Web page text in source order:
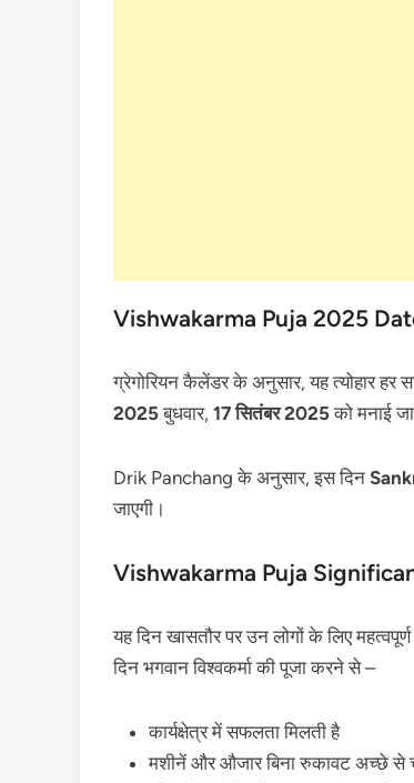
Vishwakarma Puja 2025
ग्रेगोरियन कैलेंडर के अनुसार, यह त्योहार हर
2025बुधवार, 17 सितंबर 2025को मनाई
Drik Panchang के अनुसार, इस दिन
जाएगी।
Vishwakarma Puja
यह दिन खासतौर पर उन लोगों के लिए
दिन भगवान विश्वकर्मा की पूजा करने से –
कार्यक्षेत्र में सफलता मिलती है
मशीनें और औजार बिना रुकावट अच्छे से